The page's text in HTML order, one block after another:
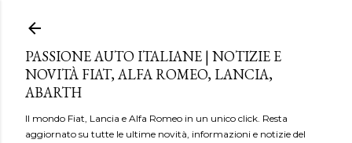
PASSIONE AUTO ITALIANE | NOTIZIE E
NOVITÀ FIAT, ALFA ROMEO, LANCIA,
ABARTH
Il mondo Fiat, Lancia e Alfa Romeo in un unico click. Resta
aggiornato su tutte le ultime novità, informazioni e notizie del